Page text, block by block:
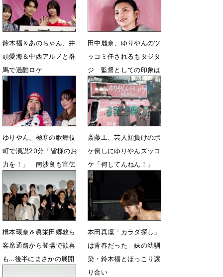
6月25日 19時27分
鈴木福＆あのちゃん、井
頭愛海＆中西アルノと群
馬で過酷ロケ
田中麗奈、ゆりやんのツ
ッコミ任されるもタジタ
ジ 監督としての印象は
「怪物」
1月29日 08時47分
ゆりやん、極寒の歌舞伎
町で演説20分「皆様のお
力を！」 南沙良も宣伝
1月29日 08時34分
斎藤工、芸人顔負けのボ
ケ倒しにゆりやんズッコ
ケ「何してんねん！」
橋本環奈＆眞栄田郷敦ら
客席通路から登場で歓喜
も…後半にまさかの展開
本田真凜「カラダ探し」
は青春だった 妹の幼馴
染・鈴木福とほっこり譲
り合い